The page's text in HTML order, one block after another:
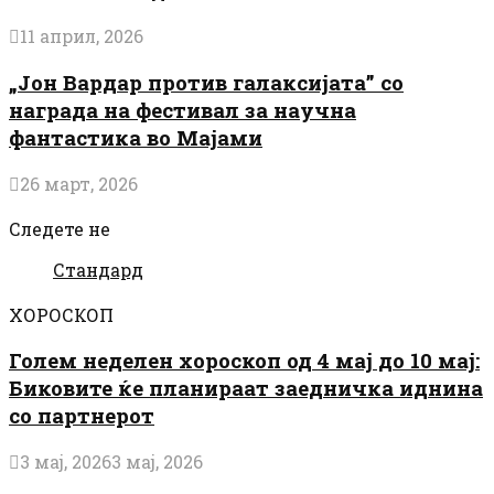
11 април, 2026
„Јон Вардар против галаксијата” со
награда на фестивал за научна
фантастика во Мајами
26 март, 2026
Следете не
Стандард
ХОРОСКОП
Голем неделен хороскоп од 4 мај до 10 мај:
Биковите ќе планираат заедничка иднина
со партнерот
3 мај, 20263 мај, 2026